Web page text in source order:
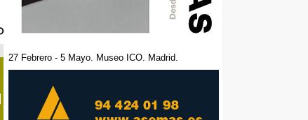
27 Febrero - 5 Mayo. Museo ICO. Madrid.